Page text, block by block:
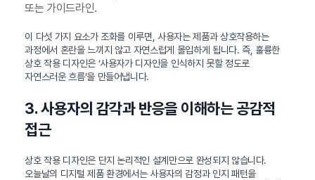
또는 가이드라인.
이 다섯 가지 요소가 조화를 이루면, 사용자는 제품과 상호작용하는
과정에서 혼란을 느끼지 않고 자연스럽게 몰입하게 됩니다. 즉, 훌륭한
상호 작용 디자인은 ‘사용자가 디자인을 인식하지 못할 정도로
자연스러운 흐름’을 만들어냅니다.
3. 사용자의 감각과 반응을 이해하는 공감적
접근
상호 작용 디자인은 단지 논리적인 설계만으로 완성되지 않습니다.
오늘날의 디지털 제품 환경에서는 사용자의 감정과 인지 패턴을